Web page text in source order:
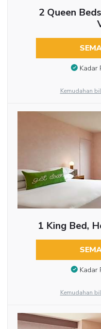
2 Queen
Kadar
Kemudahan
1 King Bed,
Kadar
Kemudahan